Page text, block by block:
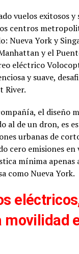
vuelos exitosos y
centros
Nueva York y
y el
eléctrico
y suave,
River.
el diseño
al de un dron, es
urbanas de
cero emisiones en
mínima apenas
como Nueva York.
movilidad